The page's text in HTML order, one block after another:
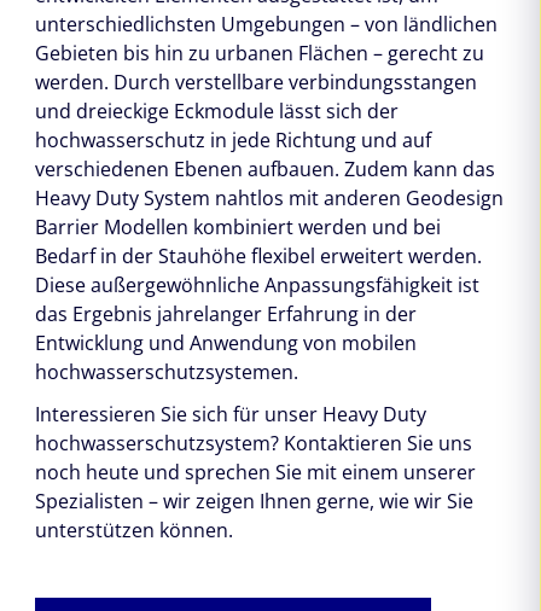
unterschiedlichsten Umgebungen – von ländlichen
Gebieten bis hin zu urbanen Flächen – gerecht zu
werden. Durch verstellbare verbindungsstangen
und dreieckige Eckmodule lässt sich der
hochwasserschutz in jede Richtung und auf
verschiedenen Ebenen aufbauen. Zudem kann das
Heavy Duty System nahtlos mit anderen Geodesign
Barrier Modellen kombiniert werden und bei
Bedarf in der Stauhöhe flexibel erweitert werden.
Diese außergewöhnliche Anpassungsfähigkeit ist
das Ergebnis jahrelanger Erfahrung in der
Entwicklung und Anwendung von mobilen
hochwasserschutzsystemen.
Interessieren Sie sich für unser Heavy Duty
hochwasserschutzsystem? Kontaktieren Sie uns
noch heute und sprechen Sie mit einem unserer
Spezialisten – wir zeigen Ihnen gerne, wie wir Sie
unterstützen können.